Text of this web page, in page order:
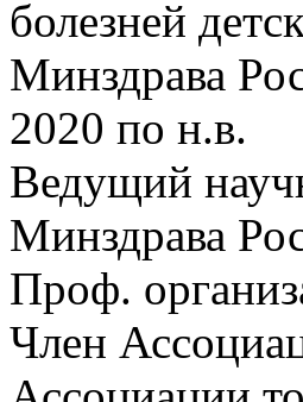
болезней
Минздрава
2020 по н.в.
Ведущий
Минздрава
Проф.
Член